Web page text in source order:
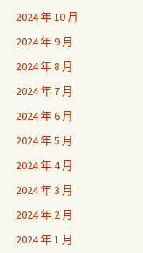
2024 年 10 月
2024 年 9 月
2024 年 8 月
2024 年 7 月
2024 年 6 月
2024 年 5 月
2024 年 4 月
2024 年 3 月
2024 年 2 月
2024 年 1 月